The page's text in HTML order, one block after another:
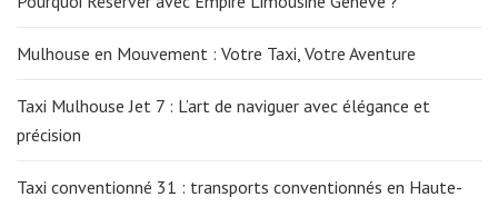
Mulhouse en Mouvement : Votre Taxi, Votre Aventure
Taxi Mulhouse Jet 7 : L’art de naviguer avec élégance et
précision
Taxi conventionné 31 : transports conventionnés en Haute-